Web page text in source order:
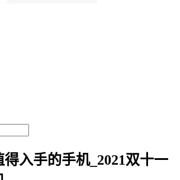
得入手的手机_2021双十一